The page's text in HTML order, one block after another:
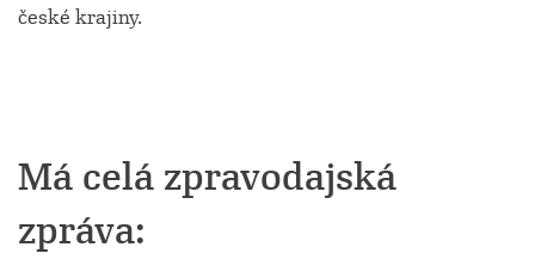
české krajiny.
Má celá zpravodajská
zpráva: